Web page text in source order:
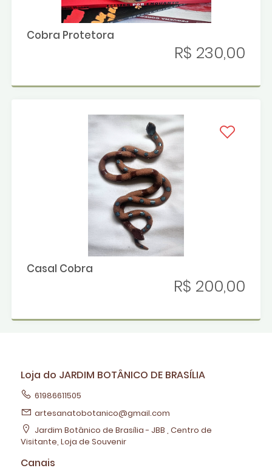
Cobra Protetora
R$ 230,00
Casal Cobra
R$ 200,00
Loja do JARDIM BOTÂNICO DE BRASÍLIA
61986611505
artesanatobotanico@gmail.com
Jardim Botânico de Brasília - JBB , Centro de
Visitante, Loja de Souvenir
Canais